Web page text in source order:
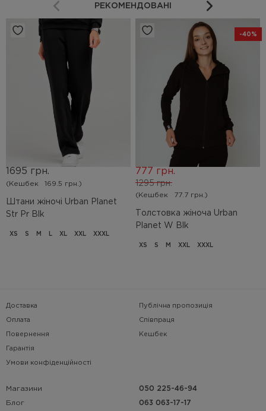
РЕКОМЕНДОВАНІ
Штани жіночі Urban Planet
Str Pr Blk
1695 грн.
(Кешбек 169.5 грн.)
XS S M L XL XXL XXXL
-40%
Толстовка жіноча Urban
Planet W Blk
1295 грн.
777 грн.
(Кешбек 77.7 грн.)
XS S M XXL XXXL
Доставка
Оплата
Повернення
Гарантія
Умови конфіденційності
Публічна пропозиція
Співпраця
Кешбек
Магазини
Блог
050 225-46-94
063 063-17-17